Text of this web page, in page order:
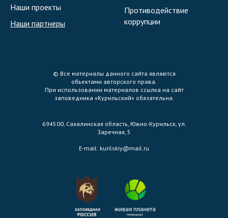
Наши проекты
Наши партнеры
Противодействие
коррупции
© Все материалы данного сайта являются
объектами авторского права.
При использовании материалов ссылка на сайт
заповедника «Курильский» обязательна.
694500, Сахалинская область, Южно-Курильск, ул.
Заречная, 5
E-mail: kurilskiy@mail.ru